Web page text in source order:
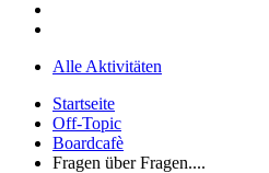
Alle Aktivitäten
Startseite
Off-Topic
Boardcafè
Fragen über Fragen....